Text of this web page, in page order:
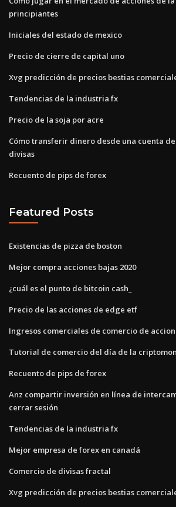
principiantes
Iniciales del estado de mexico
Precio de cierre de capital uno
Xvg predicción de precios bestias
Tendencias de la industria fx
Precio de la soja por acre
Cómo transferir dinero desde una cuenta
divisas
Recuento de pips de forex
Featured Posts
Existencias de pizza de boston
Mejor compra acciones bajas 2020
¿cuál es el punto de bitcoin cash_
Precio de las acciones de edge etf
Ingresos comerciales de comercio de
Tutorial de comercio del día de la
Recuento de pips de forex
Anz compartir inversión en línea de
cerrar sesión
Tendencias de la industria fx
Mejor empresa de forex en canadá
Comercio de divisas fractal
Xvg predicción de precios bestias